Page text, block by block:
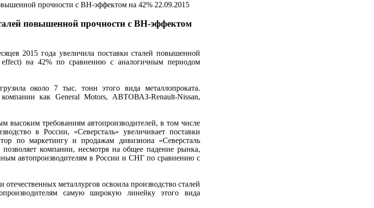
22.09.2015
повышенной прочности с BH-эффектом
2015 года увеличила поставки сталей повышенной
на 42% по сравнению с аналогичным периодом
около 7 тыс. тонн этого вида металлопроката.
как General Motors, АВТОВАЗ-Renault-Nissan,
высоким требованиям автопроизводителей, в том числе
в России, «Северсталь» увеличивает поставки
по маркетингу и продажам дивизиона «Северсталь
компании, несмотря на общее падение рынка,
автопроизводителям в России и СНГ по сравнению с
металлургов освоила производство сталей
самую широкую линейку этого вида